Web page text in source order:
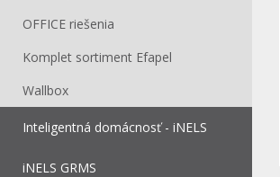
OFFICE riešenia
Komplet sortiment Efapel
Wallbox
Inteligentná domácnosť - iNELS
iNELS GRMS